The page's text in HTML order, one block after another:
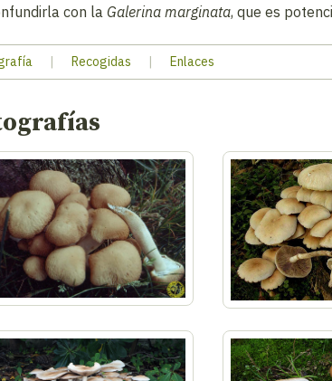
con la Galerina marginata, que es
| Recogidas | Enlaces